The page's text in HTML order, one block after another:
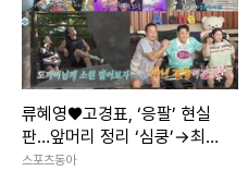
류혜영♥고경표, ‘응팔’ 현실
판…앞머리 정리 ‘심쿵’→최고
7.8% (나혼산)
스포츠동아